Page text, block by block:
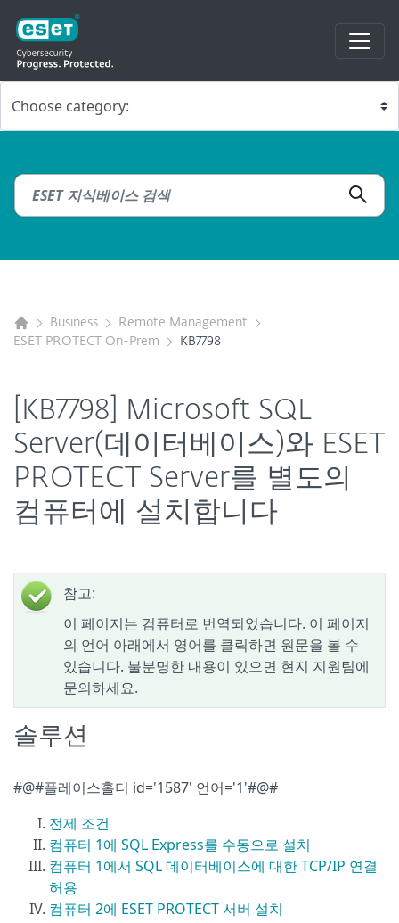
Business
Remote Management
ESET PROTECT On-Prem
KB7798
[KB7798] Microsoft SQL
Server(데이터베이스)와 ESET
PROTECT Server를 별도의
컴퓨터에 설치합니다
참고:
이 페이지는 컴퓨터로 번역되었습니다. 이 페이지
의 언어 아래에서 영어를 클릭하면 원문을 볼 수
있습니다. 불분명한 내용이 있으면 현지 지원팀에
문의하세요.
솔루션
#@#플레이스홀더 id='1587' 언어='1'#@#
전제 조건
컴퓨터 1에 SQL Express를 수동으로 설치
컴퓨터 1에서 SQL 데이터베이스에 대한 TCP/IP 연결
허용
컴퓨터 2에 ESET PROTECT 서버 설치